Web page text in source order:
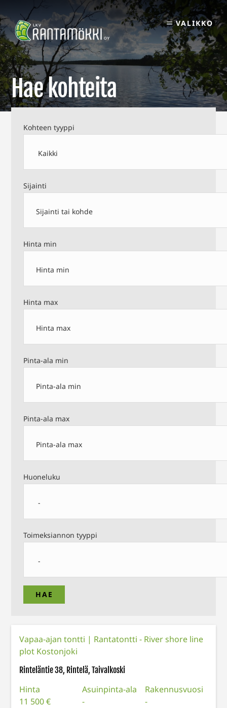
to
content
VALIKKO
Hae kohteita
Kohteen tyyppi
Sijainti
Hinta min
Hinta max
Pinta-ala min
Pinta-ala max
Huoneluku
Toimeksiannon tyyppi
Vapaa-ajan tontti | Rantatontti - River shore line
plot Kostonjoki
Rinteläntie 38, Rintelä, Taivalkoski
Hinta
11 500 €
Asuinpinta-ala
-
Rakennusvuosi
-